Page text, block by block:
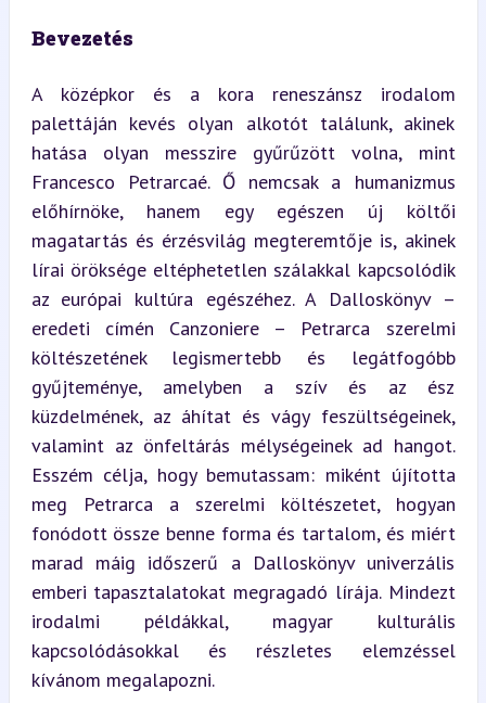
Bevezetés
A középkor és a kora reneszánsz irodalom
palettáján kevés olyan alkotót találunk, akinek
hatása olyan messzire gyűrűzött volna, mint
Francesco Petrarcaé. Ő nemcsak a humanizmus
előhírnöke, hanem egy egészen új költői
magatartás és érzésvilág megteremtője is, akinek
lírai öröksége eltéphetetlen szálakkal kapcsolódik
az európai kultúra egészéhez. A Dalloskönyv –
eredeti címén Canzoniere – Petrarca szerelmi
költészetének legismertebb és legátfogóbb
gyűjteménye, amelyben a szív és az ész
küzdelmének, az áhítat és vágy feszültségeinek,
valamint az önfeltárás mélységeinek ad hangot.
Esszém célja, hogy bemutassam: miként újította
meg Petrarca a szerelmi költészetet, hogyan
fonódott össze benne forma és tartalom, és miért
marad máig időszerű a Dalloskönyv univerzális
emberi tapasztalatokat megragadó lírája. Mindezt
irodalmi példákkal, magyar kulturális
kapcsolódásokkal és részletes elemzéssel
kívánom megalapozni.